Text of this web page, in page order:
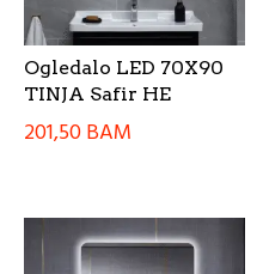
Ogledalo LED 70X90
TINJA Safir HE
201,50BAM